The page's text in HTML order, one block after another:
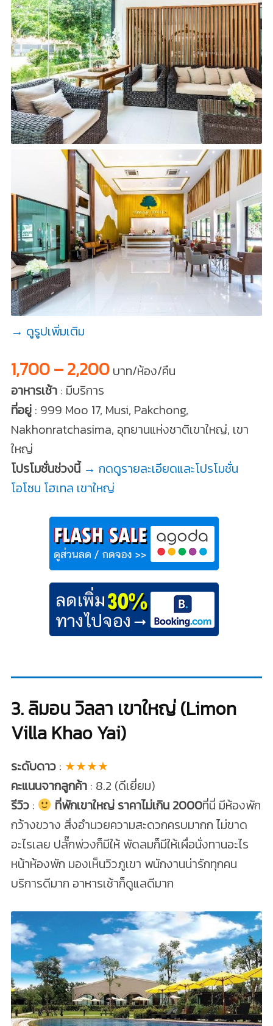
→ ดูรูปเพิ่มเติม
1,700 – 2,200บาท/ห้อง/คืน
อาหารเช้า: มีบริการ
ที่อยู่: 999 Moo 17, Musi, Pakchong,
Nakhonratchasima, อุทยานแห่งชาติเขาใหญ่, เขา
ใหญ่
โปรโมชั่นช่วงนี้ → กดดูรายละเอียดและโปรโมชั่น
โอโซน โฮเทล เขาใหญ่
3. ลิมอน วิลลา เขาใหญ่ (Limon
Villa Khao Yai)
ระดับดาว: ★★★★
คะแนนจากลูกค้า: 8.2 (ดีเยี่ยม)
รีวิว: ที่พักเขาใหญ่ ราคาไม่เกิน 2000ที่นี่ มีห้องพัก
กว้างขวาง สิ่งอำนวยความสะดวกครบมากก ไม่ขาด
อะไรเลย ปลั๊กพ่วงก็มีให้ พัดลมก็มีให้เผื่อนั่งทานอะไร
หน้าห้องพัก มองเห็นวิวภูเขา พนักงานน่ารักทุกคน
บริการดีมาก อาหารเช้าก็ดูแลดีมาก